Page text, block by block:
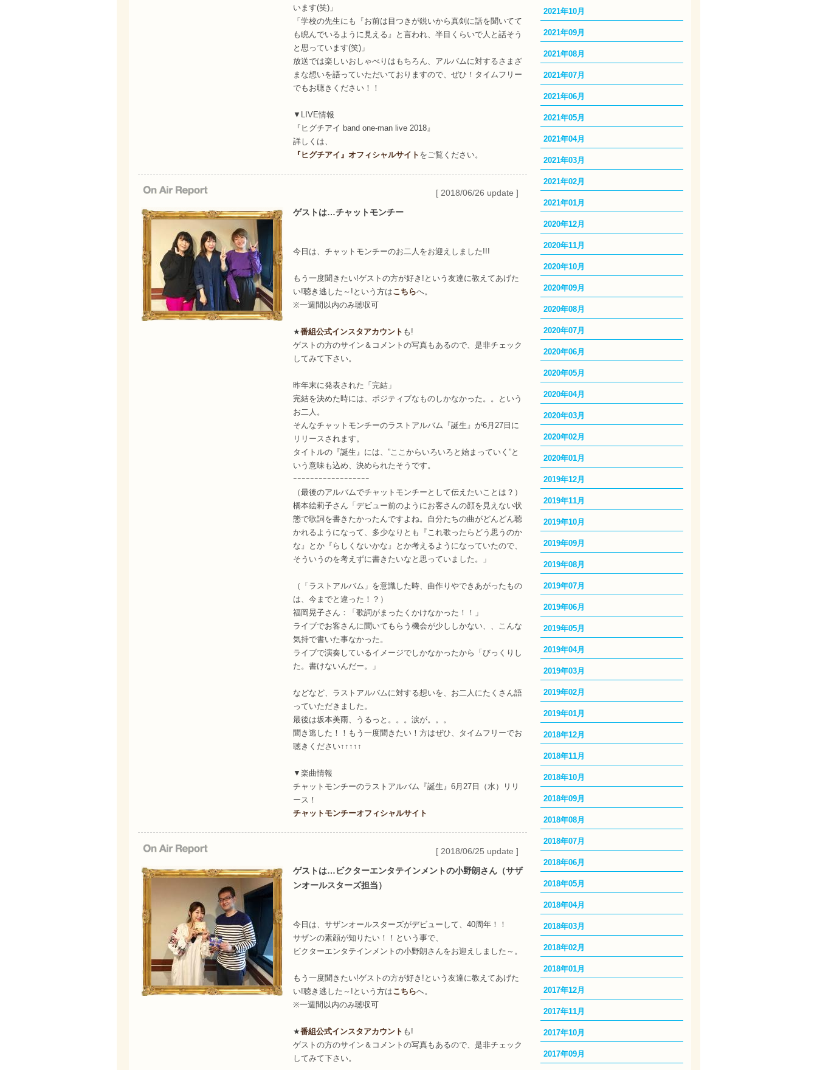
います(笑)」
「学校の先生にも『お前は目つきが鋭いから真剣に話を聞いてて
も睨んでいるように見える』と言われ、半目くらいで人と話そう
と思っています(笑)」
放送では楽しいおしゃべりはもちろん、アルバムに対するさまざ
まな想いを語っていただいておりますので、ぜひ！タイムフリー
でもお聴きください！！
▼LIVE情報
『ヒグチアイ band one-man live 2018』
詳しくは、
『ヒグチアイ』オフィシャルサイト をご覧ください。
[ 2018/06/26 update ]
ゲストは…チャットモンチー
今日は、チャットモンチーのお二人をお迎えしました!!!
もう一度聞きたい!ゲストの方が好き!という友達に教えてあげた
い!聴き逃した～!という方はこちらへ。
※一週間以内のみ聴収可
★番組公式インスタアカウント も!
ゲストの方のサイン＆コメントの写真もあるので、是非チェック
してみて下さい。
昨年末に発表された「完結」
完結を決めた時には、ポジティブなものしかなかった。。という
お二人。
そんなチャットモンチーのラストアルバム『誕生』が6月27日に
リリースされます。
タイトルの『誕生』には、”ここからいろいろと始まっていく”と
いう意味も込め、決められたそうです。
ｰｰｰｰｰｰｰｰｰｰｰｰｰｰｰｰｰｰ
（最後のアルバムでチャットモンチーとして伝えたいことは？）
橋本絵莉子さん「デビュー前のようにお客さんの顔を見えない状
態で歌詞を書きたかったんですよね。自分たちの曲がどんどん聴
かれるようになって、多少なりとも『これ歌ったらどう思うのか
な』とか『らしくないかな』とか考えるようになっていたので、
そういうのを考えずに書きたいなと思っていました。」
（「ラストアルバム」を意識した時、曲作りやできあがったもの
は、今までと違った！？）
福岡晃子さん：「歌詞がまったくかけなかった！！」
ライブでお客さんに聞いてもらう機会が少ししかない、、こんな
気持で書いた事なかった。
ライブで演奏しているイメージでしかなかったから「びっくりし
た。書けないんだー。」
などなど、ラストアルバムに対する想いを、お二人にたくさん語
っていただきました。
最後は坂本美雨、うるっと。。。涙が。。。
聞き逃した！！もう一度聞きたい！方はぜひ、タイムフリーでお
聴きください↑↑↑↑↑
▼楽曲情報
チャットモンチーのラストアルバム『誕生』6月27日（水）リリ
ース！
チャットモンチーオフィシャルサイト
[ 2018/06/25 update ]
ゲストは…ビクターエンタテインメントの小野朗さん（サザ
ンオールスターズ担当）
今日は、サザンオールスターズがデビューして、40周年！！
サザンの素顔が知りたい！！という事で、
ビクターエンタテインメントの小野朗さんをお迎えしました～。
もう一度聞きたい!ゲストの方が好き!という友達に教えてあげた
い!聴き逃した～!という方はこちらへ。
※一週間以内のみ聴収可
★番組公式インスタアカウント も!
ゲストの方のサイン＆コメントの写真もあるので、是非チェック
してみて下さい。
2021年10月
2021年09月
2021年08月
2021年07月
2021年06月
2021年05月
2021年04月
2021年03月
2021年02月
2021年01月
2020年12月
2020年11月
2020年10月
2020年09月
2020年08月
2020年07月
2020年06月
2020年05月
2020年04月
2020年03月
2020年02月
2020年01月
2019年12月
2019年11月
2019年10月
2019年09月
2019年08月
2019年07月
2019年06月
2019年05月
2019年04月
2019年03月
2019年02月
2019年01月
2018年12月
2018年11月
2018年10月
2018年09月
2018年08月
2018年07月
2018年06月
2018年05月
2018年04月
2018年03月
2018年02月
2018年01月
2017年12月
2017年11月
2017年10月
2017年09月